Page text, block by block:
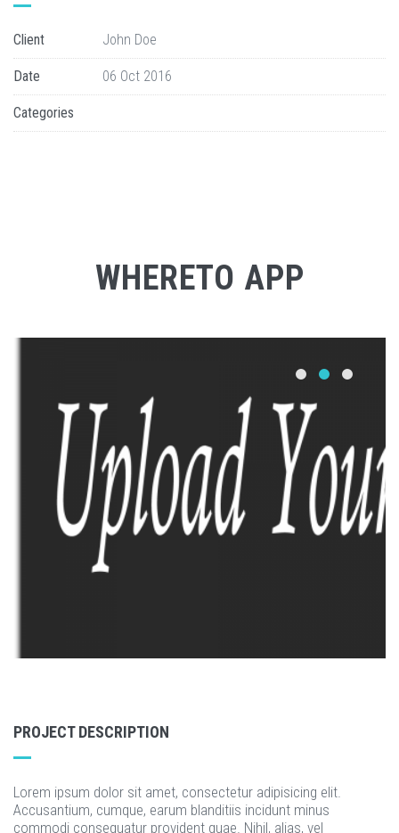
Client John Doe
Date 06 Oct 2016
Categories
WHERETO APP
PROJECT DESCRIPTION
Lorem ipsum dolor sit amet, consectetur adipisicing elit.
Accusantium, cumque, earum blanditiis incidunt minus
commodi consequatur provident quae. Nihil, alias, vel